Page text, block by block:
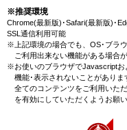
※推奨環境
Chrome(最新版)･Safari(最新版)･
SSL通信利用可能
※上記環境の場合でも、OS･ブラ
ご利用出来ない機能がある場合
※お使いのブラウザでJavascriptお
機能･表示されないことがありま
全てのコンテンツをご利用いた
を有効にしていただくようお願い